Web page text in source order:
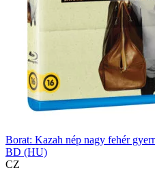
Borat: Kazah nép nagy fehér
BD (HU)
CZ